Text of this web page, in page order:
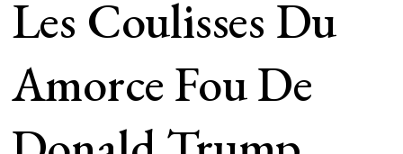
Les Coulisses Du
Amorce Fou De